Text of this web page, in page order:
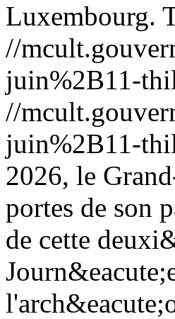
Luxembourg.
//
juin%2B11-
//
juin%2B11-
2026, le
portes de son
de cette